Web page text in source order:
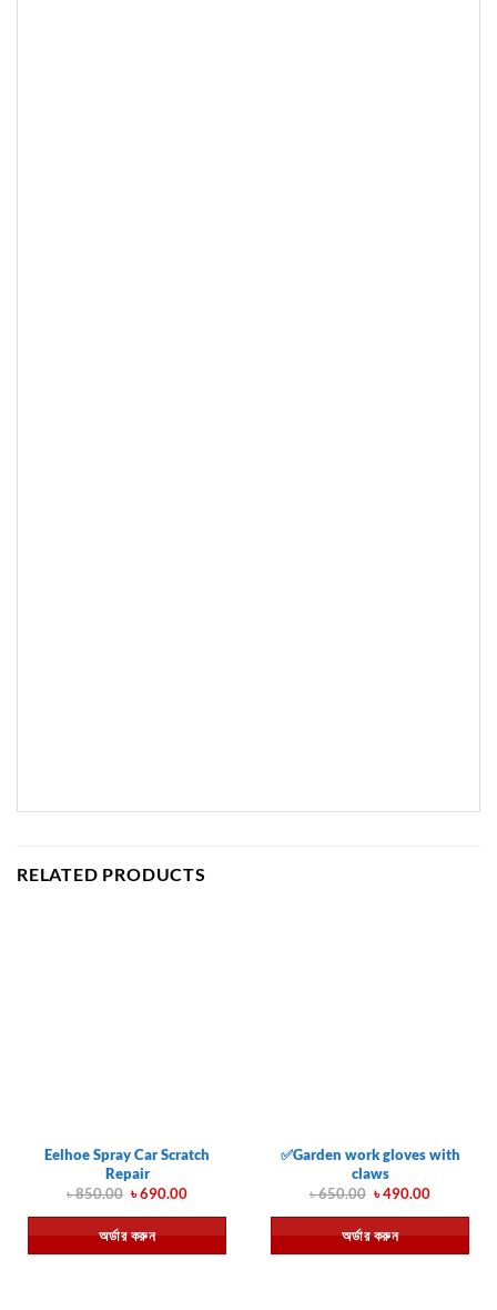
RELATED PRODUCTS
Eelhoe Spray Car Scratch
Repair
৳850.00 Original
was:
৳ 850.00.
৳690.00Current
is:
৳ 690.00.
অর্ডার করুন
✅Garden work gloves with
claws
৳650.00 Original
was:
৳ 650.00.
৳490.00Current
is:
৳ 490.00.
অর্ডার করুন